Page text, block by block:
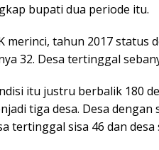
bupati dua periode itu.
merinci, tahun 2017 status
32. Desa tertinggal
itu justru berbalik 180
tiga desa. Desa
tertinggal sisa 46 dan